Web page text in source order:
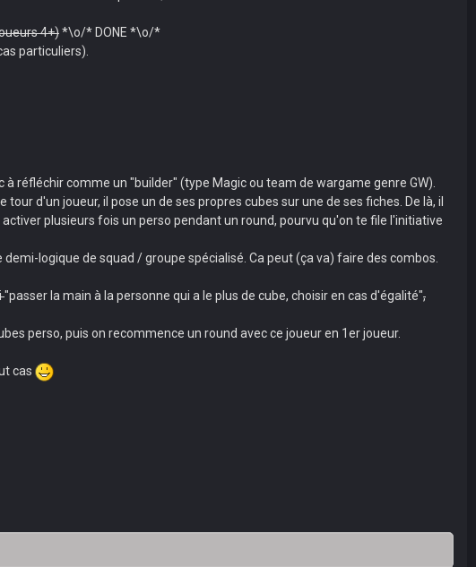
4+)*\o/* DONE *\o/*
particuliers).
réfléchir comme un "builder" (type Magic ou team de wargame genre GW).
d'un joueur, il pose un de ses propres cubes sur une de ses fiches. De là, il
plusieurs fois un perso pendant un round, pourvu qu'on te file l'initiative
logique de squad / groupe spécialisé. Ca peut (ça va) faire des combos.
"passer la main à la personne qui a le plus de cube, choisir en cas d'égalité",
perso, puis on recommence un round avec ce joueur en 1er joueur.
cas